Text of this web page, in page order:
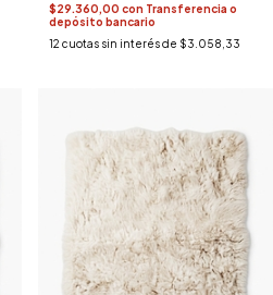
$29.360,00 con Transferencia o
depósito bancario
12 cuotas sin interés de $3.058,33